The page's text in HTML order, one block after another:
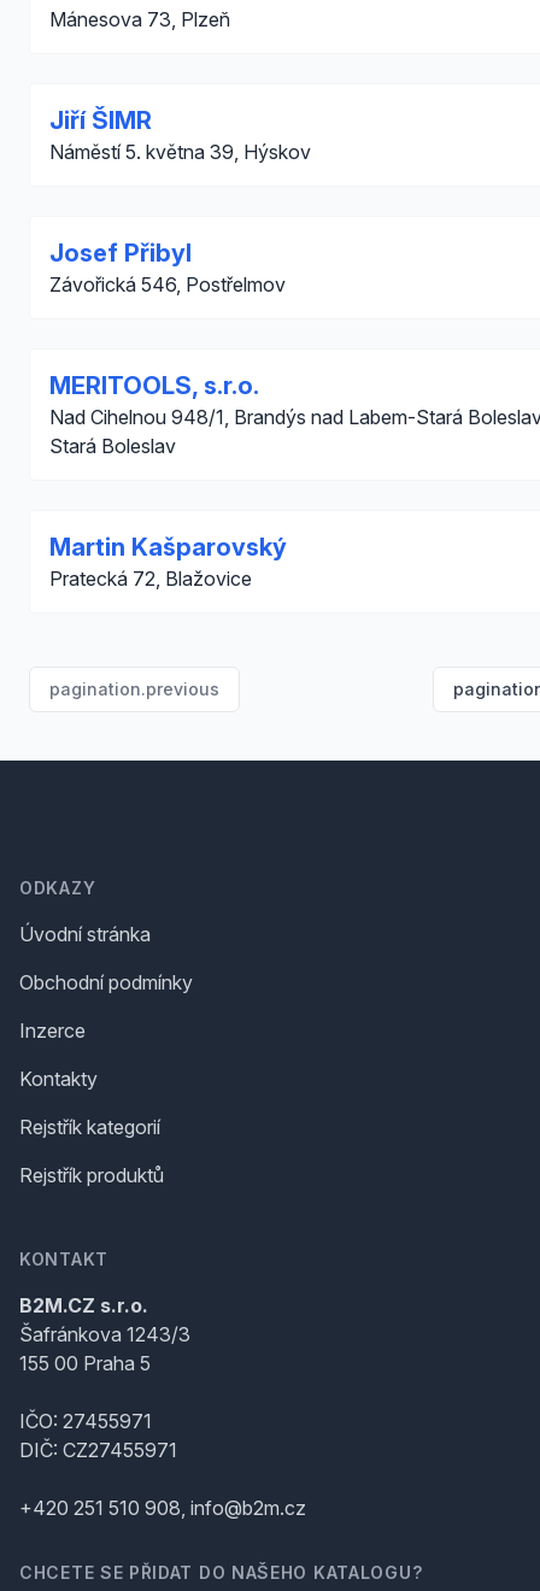
Mánesova 73, Plzeň
Jiří ŠIMR
Náměstí 5. května 39, Hýskov
Josef Přibyl
Závořická 546, Postřelmov
MERITOOLS, s.r.o.
Nad Cihelnou 948/1, Brandýs nad Labem-Stará
Stará Boleslav
Martin Kašparovský
Pratecká 72, Blažovice
pagination.previous
ODKAZY
Úvodní stránka
Obchodní podmínky
Inzerce
Kontakty
Rejstřík kategorií
Rejstřík produktů
KONTAKT
B2M.CZ s.r.o.
Šafránkova 1243/3
155 00 Praha 5
IČO: 27455971
DIČ: CZ27455971
+420 251 510 908, info@b2m.cz
CHCETE SE PŘIDAT DO NAŠEHO KATALOGU?